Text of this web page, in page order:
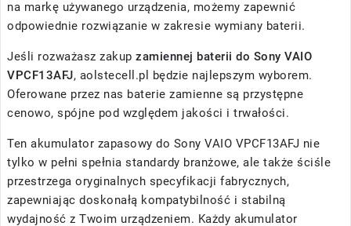
na markę używanego urządzenia, możemy zapewnić
odpowiednie rozwiązanie w zakresie wymiany baterii.
Jeśli rozważasz zakup zamiennej baterii do Sony VAIO
VPCF13AFJ, aolstecell.pl będzie najlepszym wyborem.
Oferowane przez nas baterie zamienne są przystępne
cenowo, spójne pod względem jakości i trwałości.
Ten akumulator zapasowy do Sony VAIO VPCF13AFJ nie
tylko w pełni spełnia standardy branżowe, ale także ściśle
przestrzega oryginalnych specyfikacji fabrycznych,
zapewniając doskonałą kompatybilność i stabilną
wydajność z Twoim urządzeniem. Każdy akumulator